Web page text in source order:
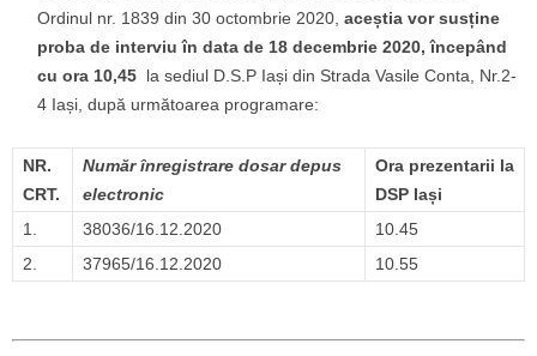
Ordinul nr. 1839 din 30 octombrie 2020, aceștia vor susține
proba de interviu în data de 18 decembrie 2020, începând
cu ora 10,45 la sediul D.S.P Iași din Strada Vasile Conta, Nr.2-
4 Iași, după următoarea programare:
NR.
CRT.
Număr înregistrare dosar depus
electronic
Ora prezentarii la
DSP Iași
1.
38036/16.12.2020
10.45
2.
37965/16.12.2020 10.55